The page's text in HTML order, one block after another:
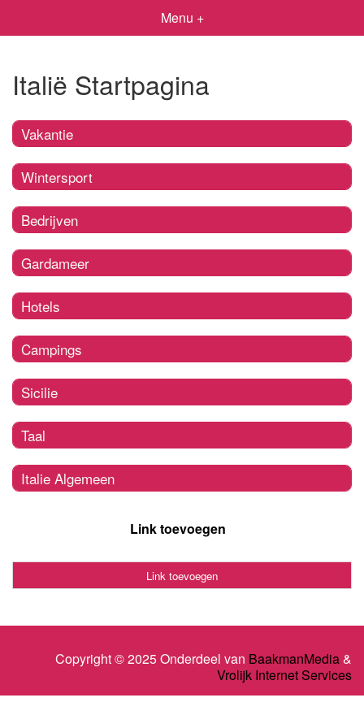
Menu +
Italië Startpagina
Vakantie
Wintersport
Bedrijven
Gardameer
Hotels
Campings
Sicilie
Taal
Italie Algemeen
Link toevoegen
Link toevoegen
Copyright © 2025 Onderdeel van BaakmanMedia&
Vrolijk Internet Services